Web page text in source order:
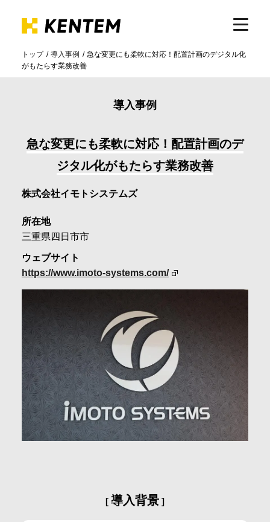
製品・サービス
サポート
イベント・セミナー
採用情報
お問合せ・申込
資料請求
トップ 導入事例
急な変更にも柔軟に対応！配置計画のデジタル化
がもたらす業務改善
導入事例
急な変更にも柔軟に対応！配置計画のデ
ジタル化がもたらす業務改善
株式会社イモトシステムズ
所在地
三重県四日市市
ウェブサイト
https://www.imoto-systems.com/
導入背景